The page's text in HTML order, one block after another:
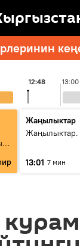
13:00
12:48
Жаңылыктар
13:01 7 мин